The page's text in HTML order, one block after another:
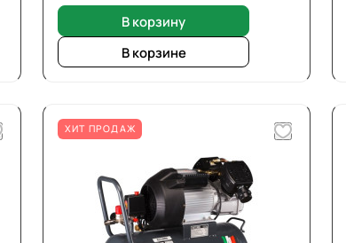
В корзину
В корзине
ХИТ ПРОДАЖ